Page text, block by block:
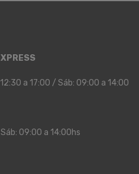
a 17:00 / Sáb: 09:00 a 14:00
09:00 a 14:00hs